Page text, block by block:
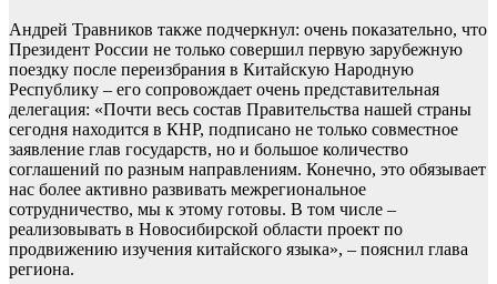
Андрей Травников также подчеркнул: очень показательно, что
Президент России не только совершил первую зарубежную
поездку после переизбрания в Китайскую Народную
Республику – его сопровождает очень представительная
делегация: «Почти весь состав Правительства нашей страны
сегодня находится в КНР, подписано не только совместное
заявление глав государств, но и большое количество
соглашений по разным направлениям. Конечно, это обязывает
нас более активно развивать межрегиональное
сотрудничество, мы к этому готовы. В том числе –
реализовывать в Новосибирской области проект по
продвижению изучения китайского языка», – пояснил глава
региона.